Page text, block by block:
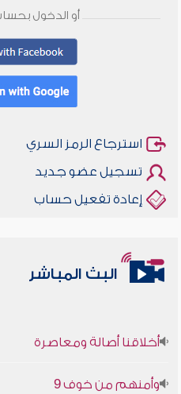
أو الدخول
استرجاع الرمز السري
تسجيل عضو جديد
إعادة تفعيل حساب
البث المباشر
أخلاقنا أصالة ومعاصرة
وأمنهم من خوف 9